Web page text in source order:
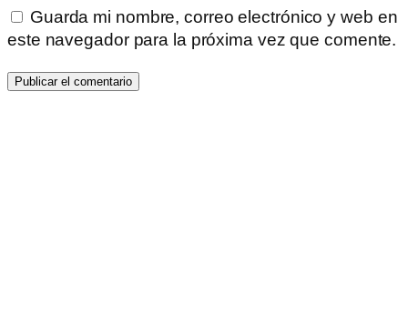
Guarda mi nombre, correo electrónico y web en
este navegador para la próxima vez que comente.